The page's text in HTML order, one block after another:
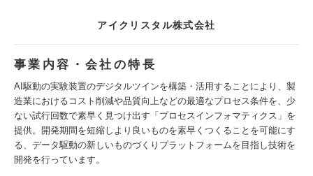
アイクリスタル株式会社
事業内容・会社の特長
AI駆動の実験装置のデジタルツインを構築・活用することにより、製
造業におけるコスト削減や品質向上などの最適なプロセス条件を、少
ない試行回数で素早く見つけ出す「プロセスインフォマティクス」を
提供。開発期間を短縮しより良いものを素早くつくることを可能にす
る、データ駆動の新しいものづくりプラットフォームを目指し技術を
開発を行っています。